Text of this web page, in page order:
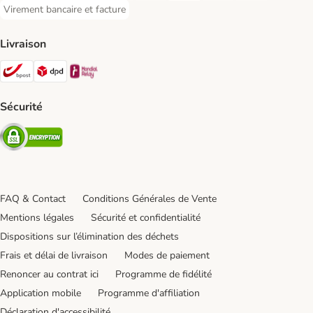
Virement bancaire et facture
Virement bancaire et facture Payment Method
Livraison
Bpost Shipping Method
DPD Shipping Method
Sécurité
Security
FAQ & Contact
Conditions Générales de Vente
Mentions légales
Sécurité et confidentialité
Dispositions sur l’élimination des déchets
Frais et délai de livraison
Modes de paiement
Renoncer au contrat ici
Programme de fidélité
Application mobile
Programme d'affiliation